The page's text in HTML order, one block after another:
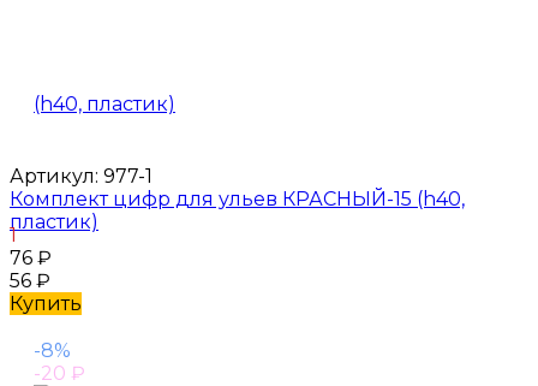
Артикул: 977-1
Комплект цифр для ульев КРАСНЫЙ-15 (h40,
пластик)
1
76 ₽
56 ₽
Купить
-8%
-20 ₽